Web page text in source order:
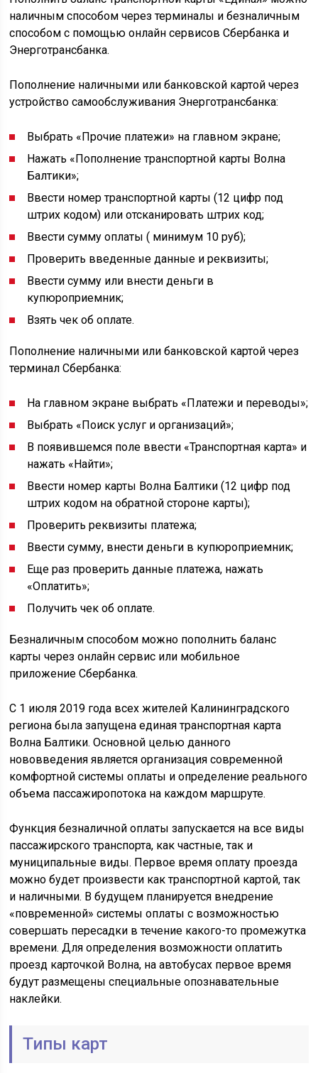
наличным способом через терминалы и безналичным
способом с помощью онлайн сервисов Сбербанка и
Энерготрансбанка.
Пополнение наличными или банковской картой через
устройство самообслуживания Энерготрансбанка:
Выбрать «Прочие платежи» на главном экране;
Нажать «Пополнение транспортной карты Волна
Балтики»;
Ввести номер транспортной карты (12 цифр под
штрих кодом) или отсканировать штрих код;
Ввести сумму оплаты ( минимум 10 руб);
Проверить введенные данные и реквизиты;
Ввести сумму или внести деньги в
купюроприемник;
Взять чек об оплате.
Пополнение наличными или банковской картой через
терминал Сбербанка:
На главном экране выбрать «Платежи и переводы»;
Выбрать «Поиск услуг и организаций»;
В появившемся поле ввести «Транспортная карта» и
нажать «Найти»;
Ввести номер карты Волна Балтики (12 цифр под
штрих кодом на обратной стороне карты);
Проверить реквизиты платежа;
Ввести сумму, внести деньги в купюроприемник;
Еще раз проверить данные платежа, нажать
«Оплатить»;
Получить чек об оплате.
Безналичным способом можно пополнить баланс
карты через онлайн сервис или мобильное
приложение Сбербанка.
С 1 июля 2019 года всех жителей Калининградского
региона была запущена единая транспортная карта
Волна Балтики. Основной целью данного
нововведения является организация современной
комфортной системы оплаты и определение реального
объема пассажиропотока на каждом маршруте.
Функция безналичной оплаты запускается на все виды
пассажирского транспорта, как частные, так и
муниципальные виды. Первое время оплату проезда
можно будет произвести как транспортной картой, так
и наличными. В будущем планируется внедрение
«повременной» системы оплаты с возможностью
совершать пересадки в течение какого-то промежутка
времени. Для определения возможности оплатить
проезд карточкой Волна, на автобусах первое время
будут размещены специальные опознавательные
наклейки.
Типы карт